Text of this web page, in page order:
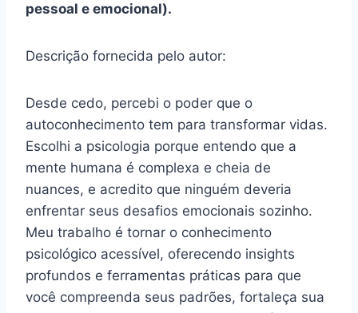
pessoal e emocional).
Descrição fornecida pelo autor:
Desde cedo, percebi o poder que o
autoconhecimento tem para transformar vidas.
Escolhi a psicologia porque entendo que a
mente humana é complexa e cheia de
nuances, e acredito que ninguém deveria
enfrentar seus desafios emocionais sozinho.
Meu trabalho é tornar o conhecimento
psicológico acessível, oferecendo insights
profundos e ferramentas práticas para que
você compreenda seus padrões, fortaleça sua